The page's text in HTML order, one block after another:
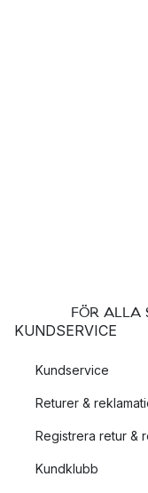
FÖR ALLA
KUNDSERVICE
Kundservice
Returer &
Registrera retur &
Kundklubb